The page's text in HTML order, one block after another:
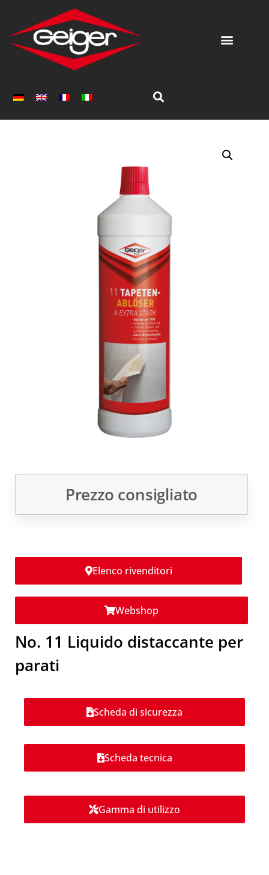
Prezzo consigliato
Elenco rivenditori
Webshop
No. 11 Liquido distaccante per
parati
Scheda di sicurezza
Scheda tecnica
Gamma di utilizzo